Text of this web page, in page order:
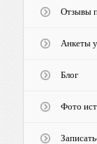
Отзывы
Анкеты
Блог
Фото